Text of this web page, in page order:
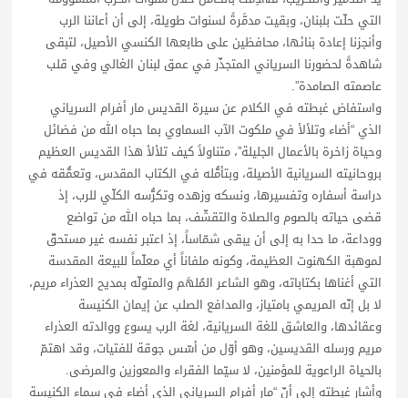
التي حلّت بلبنان، وبقيت مدمَّرةً لسنوات طويلة، إلى أن أعاننا الرب
وأنجزنا إعادة بنائها، محافظين على طابعها الكنسي الأصيل، لتبقى
شاهدةً لحضورنا السرياني المتجذّر في عمق لبنان الغالي وفي قلب
عاصمته الصامدة”.
واستفاض غبطته في الكلام عن سيرة القديس مار أفرام السرياني
الذي “أضاء وتلألأ في ملكوت الآب السماوي بما حباه الله من فضائل
وحياة زاخرة بالأعمال الجليلة”، متناولاً كيف تلألأ هذا القديس العظيم
بروحانيته السريانية الأصيلة، وبتأمُّله في الكتاب المقدس، وتعمُّقه في
دراسة أسفاره وتفسيرها، ونسكه وزهده وتكرُّسه الكلّي للرب، إذ
قضى حياته بالصوم والصلاة والتقشّف، بما حباه الله من تواضع
ووداعة، ما حدا به إلى أن يبقى شمّاساً، إذ اعتبر نفسه غير مستحقّ
لموهبة الكهنوت العظيمة، وكونه ملفاناً أي معلّماً للبيعة المقدسة
التي أغناها بكتاباته، وهو الشاعر المُلهَم والمتولّه بمديح العذراء مريم،
لا بل إنّه المريمي بامتياز، والمدافع الصلب عن إيمان الكنيسة
وعقائدها، والعاشق للغة السريانية، لغة الرب يسوع ووالدته العذراء
مريم ورسله القديسين، وهو أوّل من أسّس جوقة للفتيات، وقد اهتمّ
بالحياة الراعوية للمؤمنين، لا سيّما الفقراء والمعوزين والمرضى.
وأشار غبطته إلى أنّ “مار أفرام السرياني الذي أضاء في سماء الكنيسة